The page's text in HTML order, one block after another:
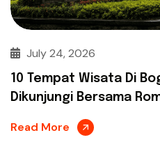
July 24, 2026
10 Tempat Wisata Di
Dikunjungi Bersama
Read More